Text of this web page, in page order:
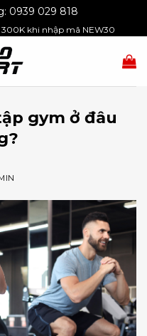
0939 029 818
khi nhập mã NEW30
gym ở đâu